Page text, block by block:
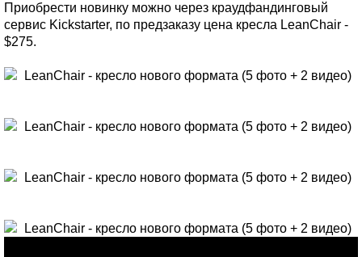
Приобрести новинку можно через краудфандинговый
сервис Kickstarter, по предзаказу цена кресла LeanChair -
$275.